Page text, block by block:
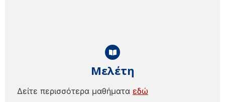
Μελέτη
Δείτε περισσότερα μαθήματα εδώ